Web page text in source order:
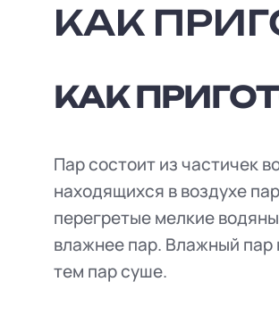
КАК
КАК
Пар состоит из частичек
находящихся в воздухе
перегретые мелкие
влажнее пар. Влажный пар
тем пар суше.